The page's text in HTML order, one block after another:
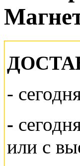
-
-
или с